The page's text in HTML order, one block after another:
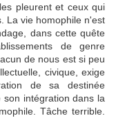
pleurent et ceux qui
La vie homophile n'est
dans cette quête
de genre
de nous est si peu
civique, exige
de sa destinée
intégration dans la
Tâche terrible.